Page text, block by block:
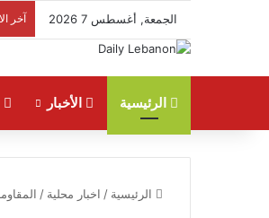
الجمعة, أغسطس 7 2026 آخر
الرئيسية الأخبار
الرئيسية / اخبار محلية /